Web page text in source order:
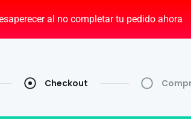
al no completar tu pedido ahora
Checkout